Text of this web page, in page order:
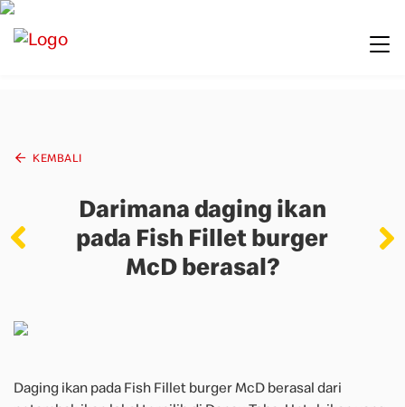
KEMBALI
Darimana daging ikan
pada Fish Fillet burger
McD berasal?
Daging ikan pada Fish Fillet burger McD berasal dari